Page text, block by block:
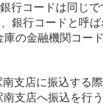
行コードは同じで
銀行コードと呼ば
庫の金融機関コー
支店に振込する
支店へ振込を行